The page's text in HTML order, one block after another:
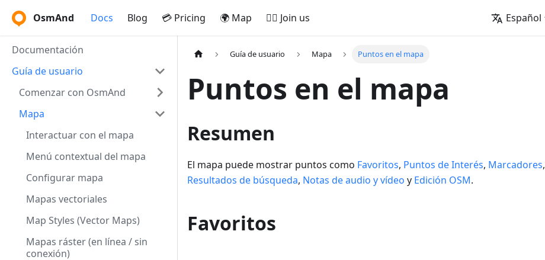
OsmAnd Docs Blog 💳 Pricing 🌍 Map 🚵‍♂️ Join us Español
Documentación
Guía de usuario
Comenzar con OsmAnd
Mapa
Interactuar con el mapa
Menú contextual del mapa
Configurar mapa
Mapas vectoriales
Map Styles (Vector Maps)
Mapas ráster (en línea / sin
conexión)
Guía de usuario Mapa Puntos en el mapa
Puntos en el mapa
Resumen
El mapa puede mostrar puntos como Favoritos, Puntos de Interés, Marcadores,
Resultados de búsqueda, Notas de audio y vídeo y Edición OSM.
Favoritos